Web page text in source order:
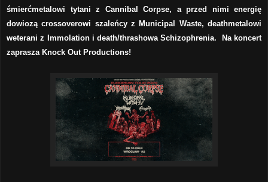
śmierćmetalowi tytani z Cannibal Corpse, a przed nimi energię
dowiozą crossoverowi szaleńcy z Municipal Waste, deathmetalowi
weterani z Immolation i death/thrashowa Schizophrenia. Na koncert
zaprasza Knock Out Productions!